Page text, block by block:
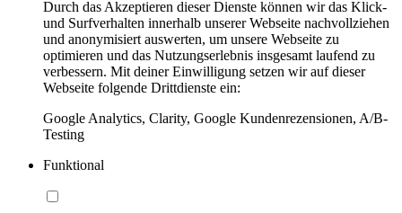
Durch das Akzeptieren dieser Dienste können wir das Klick-
und Surfverhalten innerhalb unserer Webseite nachvollziehen
und anonymisiert auswerten, um unsere Webseite zu
optimieren und das Nutzungserlebnis insgesamt laufend zu
verbessern. Mit deiner Einwilligung setzen wir auf dieser
Webseite folgende Drittdienste ein:
Google Analytics, Clarity, Google Kundenrezensionen, A/B-
Testing
Funktional